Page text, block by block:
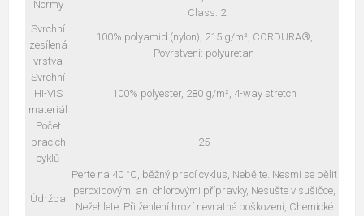
Normy
| Class: 2
Svrchní
zesílená
vrstva
100% polyamid (nylon), 215 g/m², CORDURA®,
Povrstvení: polyuretan
Svrchní
HI-VIS
materiál
100% polyester, 280 g/m², 4-way stretch
Počet
pracích
cyklů
25
Údržba
Perte na 40 °C, běžný prací cyklus, Nebělte. Nesmí se bělit
peroxidovými ani chlorovými přípravky, Nesušte v sušičce,
Nežehlete. Při žehlení hrozí nevratné poškození, Chemické